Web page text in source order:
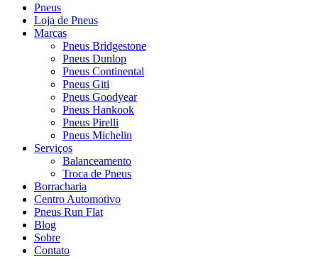
Pneus
Loja de Pneus
Marcas
Pneus Bridgestone
Pneus Dunlop
Pneus Continental
Pneus Giti
Pneus Goodyear
Pneus Hankook
Pneus Pirelli
Pneus Michelin
Serviços
Balanceamento
Troca de Pneus
Borracharia
Centro Automotivo
Pneus Run Flat
Blog
Sobre
Contato